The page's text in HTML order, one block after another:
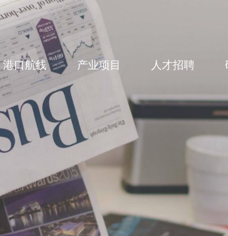
港口航线 产业项目 人才招聘 产业
码头